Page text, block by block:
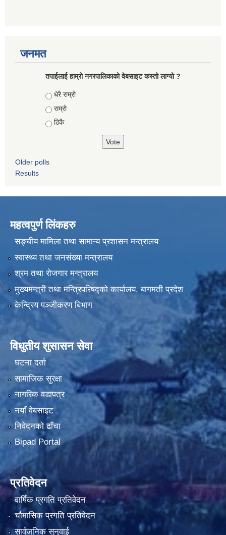
जनमत
तपाईलाई हाम्रो नगरपालिकाको वेबसाइट कस्तो लाग्यो ?
Choices
धेरै राम्रो
राम्रो
ठिकै
Older polls
Results
महत्वपुर्ण लिंकहरु
सङ्घीय मामिला तथा सामान्य प्रशासन मन्त्रालय
स्वास्थ्य तथा जनसंख्या मन्त्रालय
श्रम तथा रोजगार मन्त्रालय
मुख्यमन्त्री तथा मन्त्रिपरिषद्को कार्यालय, बागमती प्रदेश
केन्द्रिय पञ्जीकरण बिभाग
विधुतीय शुसासन सेवा
घटना दर्ता
सामाजिक सुरक्षा
नागरिक वडापत्र
नयाँ वेबसाइट
निवेदनको ढाँचा
Bipad Portal
प्रतिवेदन
वार्षिक प्रगति प्रतिवेदन
चौमासिक प्रगति प्रतिवेदन
सार्वजनिक सुनुवाई